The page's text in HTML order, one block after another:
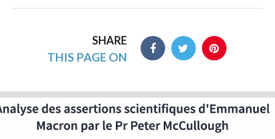
SHARE
THIS PAGE ON